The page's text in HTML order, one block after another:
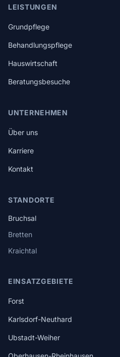
LEISTUNGEN
Grundpflege
Behandlungspflege
Hauswirtschaft
Beratungsbesuche
UNTERNEHMEN
Über uns
Karriere
Kontakt
STANDORTE
Bruchsal
Bretten
Kraichtal
EINSATZGEBIETE
Forst
Karlsdorf-Neuthard
Ubstadt-Weiher